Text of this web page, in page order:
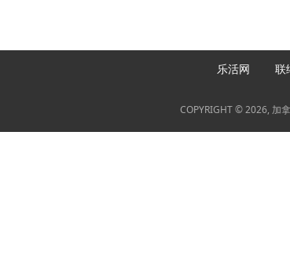
乐活网 联
COPYRIGHT © 2026, 加